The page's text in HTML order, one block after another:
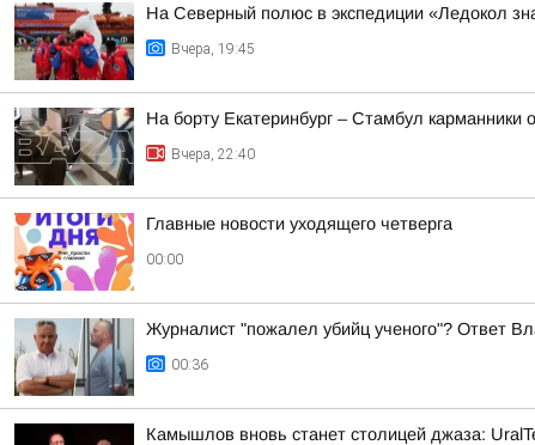
На Северный полюс в экспедиции «Ледокол
Вчера, 19:45
На борту Екатеринбург – Стамбул карманники
Вчера, 22:40
Главные новости уходящего четверга
00:00
Журналист "пожалел убийц ученого"? Ответ
00:36
Камышлов вновь станет столицей джаза: